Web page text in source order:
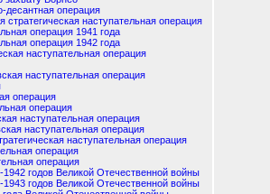
десантная операция
стратегическая наступательная операция
операция 1941 года
операция 1942 года
наступательная операция
наступательная операция
операция
операция
наступательная операция
наступательная операция
наступательная операция
операция
операция
годов Великой Отечественной войны
годов Великой Отечественной войны